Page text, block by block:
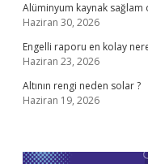
Alüminyum kaynak sağlam
Haziran 30, 2026
Engelli raporu en kolay
Haziran 23, 2026
Altının rengi neden solar ?
Haziran 19, 2026